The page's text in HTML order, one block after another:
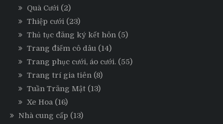
Quà Cưới (2)
Thiệp cưới (23)
Thủ tục đăng ký kết hôn (5)
Trang điểm cô dâu (14)
Trang phục cưới, áo cưới. (55)
Trang trí gia tiên (8)
Tuần Trăng Mật (13)
Xe Hoa (16)
Nhà cung cấp (13)